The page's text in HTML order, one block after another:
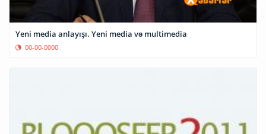
Yeni media anlayışı. Yeni media və multimedia
00-00-0000